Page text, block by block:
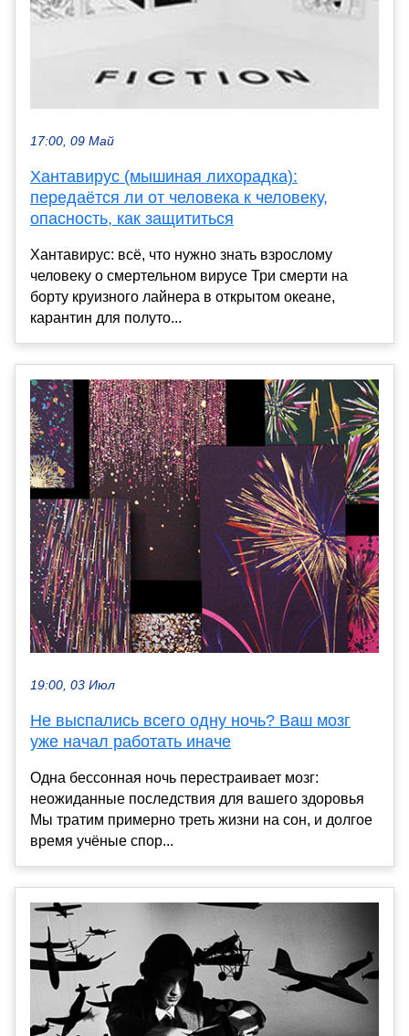
17:00, 09 Май
Хантавирус (мышиная лихорадка):
передаётся ли от человека к человеку,
опасность, как защититься
Хантавирус: всё, что нужно знать взрослому
человеку о смертельном вирусе Три смерти на
борту круизного лайнера в открытом океане,
карантин для полуто...
19:00, 03 Июл
Не выспались всего одну ночь? Ваш мозг
уже начал работать иначе
Одна бессонная ночь перестраивает мозг:
неожиданные последствия для вашего здоровья
Мы тратим примерно треть жизни на сон, и долгое
время учёные спор...